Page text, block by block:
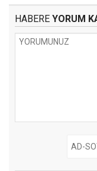
HABERE YORUM